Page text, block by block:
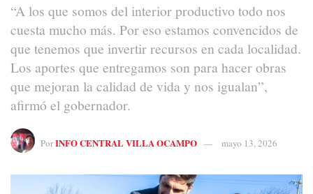
“A los que somos del interior productivo todo nos
cuesta mucho más. Por eso estamos convencidos de
que tenemos que invertir recursos en cada localidad.
Los aportes que entregamos son para hacer obras
que mejoran la calidad de vida y nos igualan”,
afirmó el gobernador.
PorINFO CENTRAL VILLA OCAMPO mayo 13, 2026